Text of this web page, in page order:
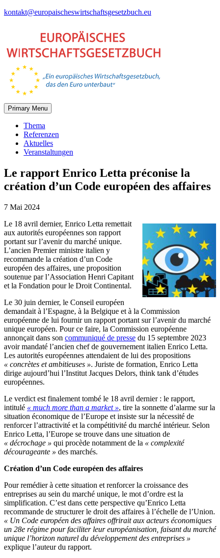
Skip
kontakt@europaischeswirtschaftsgesetzbuch.eu
Primary Menu
Thema
Referenzen
Aktuelles
Veranstaltungen
Le rapport Enrico Letta préconise la
création d’un Code européen des affaires
7 Mai 2024
Le 18 avril dernier, Enrico Letta remettait
aux autorités européennes son rapport
portant sur l’avenir du marché unique.
L’ancien Premier ministre italien y
recommande la création d’un Code
européen des affaires, une proposition
soutenue par l’Association Henri Capitant
et la Fondation pour le Droit Continental.
Le 30 juin dernier, le Conseil européen
demandait à l’Espagne, à la Belgique et à la Commission
européenne de lui fournir un rapport portant sur l’avenir du marché
unique européen. Pour ce faire, la Commission européenne
annonçait dans son communiqué de presse du 15 septembre 2023
avoir mandaté l’ancien chef de gouvernement italien Enrico Letta.
Les autorités européennes attendaient de lui des propositions
« concrètes et ambitieuses ». Juriste de formation, Enrico Letta
dirige aujourd’hui l’Institut Jacques Delors, think tank d’études
européennes.
Le verdict est finalement tombé le 18 avril dernier : le rapport,
intitulé « much more than a market », tire la sonnette d’alarme sur la
situation économique de l’Europe et insiste sur la nécessité de
renforcer l’attractivité et la compétitivité du marché intérieur. Selon
Enrico Letta, l’Europe se trouve dans une situation de
« décrochage » qui procède notamment de la « complexité
décourageante » des marchés.
Création d’un Code européen des affaires
Pour remédier à cette situation et renforcer la croissance des
entreprises au sein du marché unique, le mot d’ordre est la
simplification. C’est dans cette perspective qu’Enrico Letta
recommande de structurer le droit des affaires à l’échelle de l’Union.
« Un Code européen des affaires offrirait aux acteurs économiques
un 28e régime pour faciliter leur européanisation, faisant du marché
unique l’horizon naturel du développement des entreprises »
explique l’auteur du rapport.